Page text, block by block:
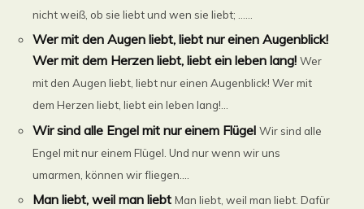
nicht weiß, ob sie liebt und wen sie liebt; ......
Wer mit den Augen liebt, liebt nur einen Augenblick!
Wer mit dem Herzen liebt, liebt ein leben lang! Wer
mit den Augen liebt, liebt nur einen Augenblick! Wer mit
dem Herzen liebt, liebt ein leben lang!...
Wir sind alle Engel mit nur einem Flügel Wir sind alle
Engel mit nur einem Flügel. Und nur wenn wir uns
umarmen, können wir fliegen....
Man liebt, weil man liebt Man liebt, weil man liebt. Dafür